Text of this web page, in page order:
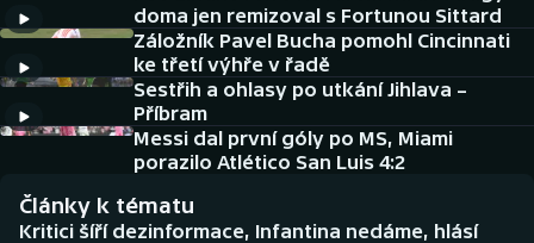
DALŠÍ SPORTY
Americký fotbal
Baseball a softbal
Basketbal
NEPŘEHLÉDNĚTE
Historické návraty
doma jen remizoval s Fortunou Sittard
Záložník Pavel Bucha pomohl Cincinnati
ke třetí výhře v řadě
Sestřih a ohlasy po utkání Jihlava –
Příbram
Messi dal první góly po MS, Miami
porazilo Atlético San Luis 4:2
Články k tématu
Kritici šíří dezinformace, Infantina nedáme, hlásí